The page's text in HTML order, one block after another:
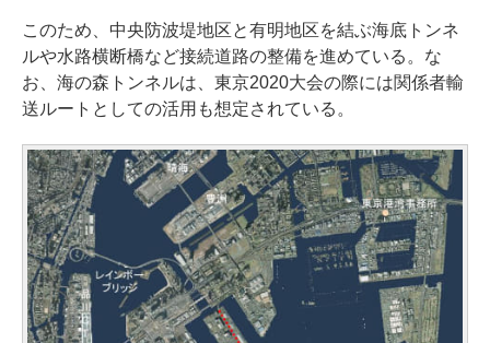
このため、中央防波堤地区と有明地区を結ぶ海底トンネ
ルや水路横断橋など接続道路の整備を進めている。な
お、海の森トンネルは、東京2020大会の際には関係者輸
送ルートとしての活用も想定されている。